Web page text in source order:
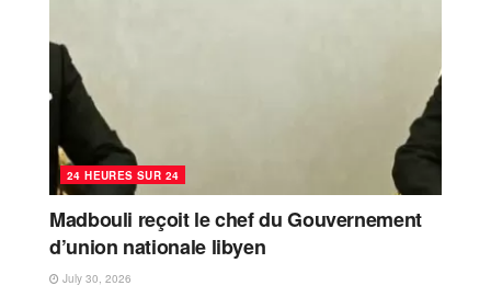
24 HEURES SUR 24
Madbouli reçoit le chef du Gouvernement
d’union nationale libyen
July 30, 2026